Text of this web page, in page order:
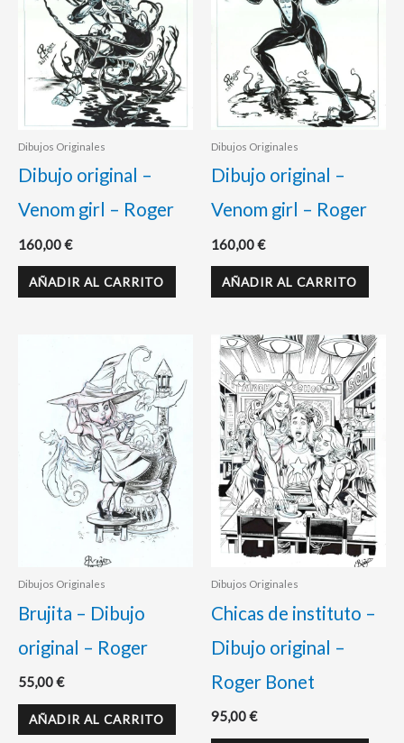
Dibujos Originales
Dibujo original –
Venom girl – Roger
160,00€
AÑADIR AL CARRITO
Dibujos Originales
Dibujo original –
Venom girl – Roger
160,00€
AÑADIR AL CARRITO
Dibujos Originales
Brujita – Dibujo
original – Roger
55,00€
AÑADIR AL CARRITO
Dibujos Originales
Chicas de instituto –
Dibujo original –
Roger Bonet
95,00€